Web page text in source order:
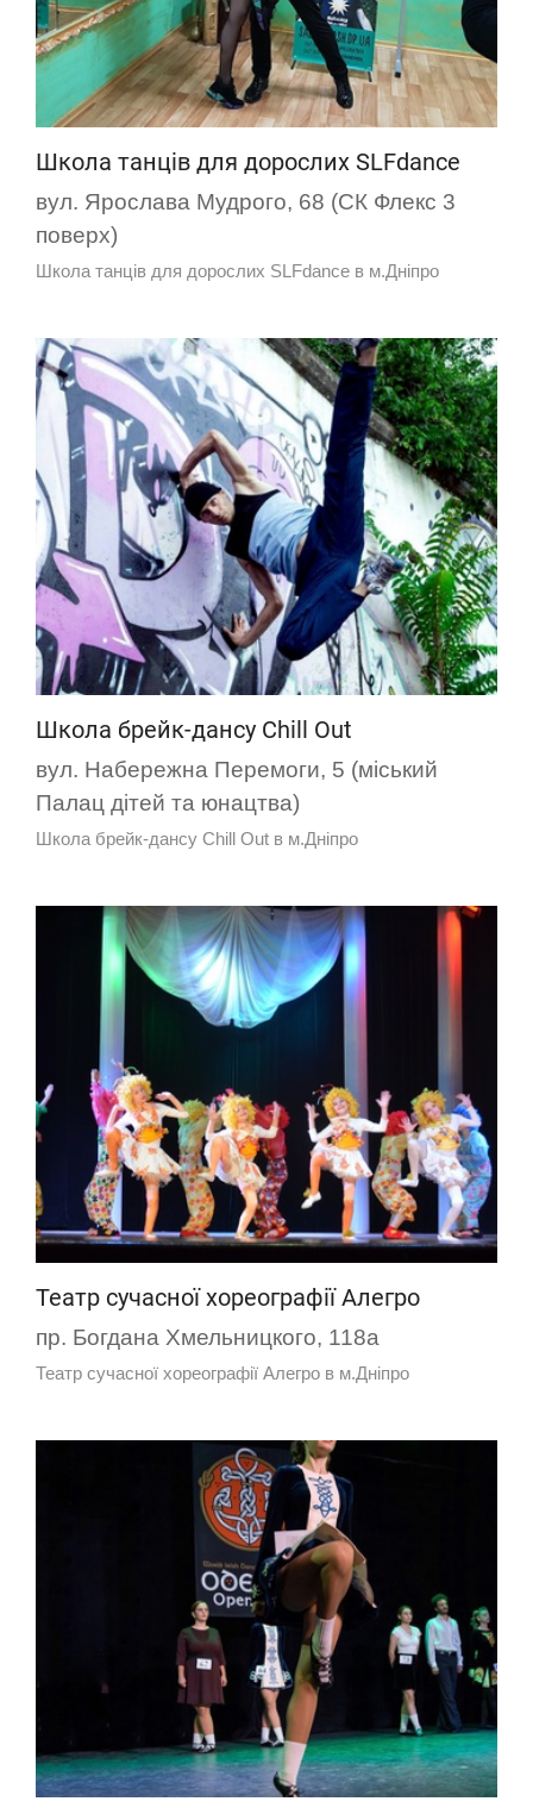
Школа танців для дорослих SLFdance
вул. Ярослава Мудрого, 68 (СК Флекс 3
поверх)
Школа танців для дорослих SLFdance в м.Дніпро
Школа брейк-дансу Chill Out
вул. Набережна Перемоги, 5 (міський
Палац дітей та юнацтва)
Школа брейк-дансу Chill Out в м.Дніпро
Театр сучасної хореографії Алегро
пр. Богдана Хмельницкого, 118а
Театр сучасної хореографії Алегро в м.Дніпро